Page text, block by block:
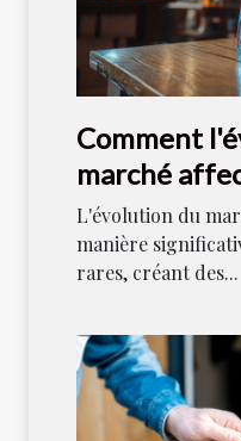
Comment
marché
valeur des
L'évolution du
manière
rares, créant des...